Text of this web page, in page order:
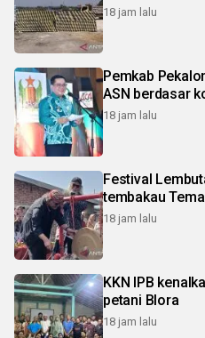
18 jam lalu
Pemkab
ASN berdasar
18 jam lalu
Festival
tembakau
18 jam lalu
KKN IPB
petani Blora
18 jam lalu